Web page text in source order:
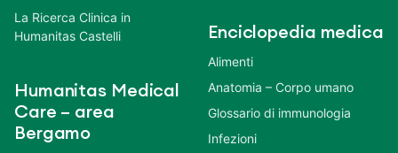
La Ricerca Clinica in
Humanitas Castelli
Humanitas Medical
Care – area
Bergamo
Enciclopedia medica
Alimenti
Anatomia – Corpo umano
Glossario di immunologia
Infezioni